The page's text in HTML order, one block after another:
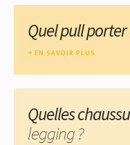
Quel pull
EN SAVOIR PLUS
Quelles
legging ?